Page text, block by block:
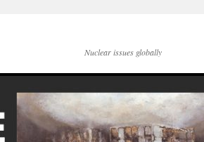
Nuclear issues globally